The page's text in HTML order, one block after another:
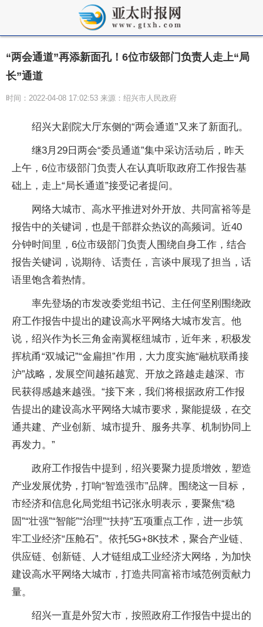
“两会通道”再添新面孔！6位市级部门负责人走上“局
长”通道
时间：2022-04-08 17:02:53 来源：绍兴市人民政府
绍兴大剧院大厅东侧的“两会通道”又来了新面孔。
继3月29日两会“委员通道”集中采访活动后，昨天
上午，6位市级部门负责人在认真听取政府工作报告基
础上，走上“局长通道”接受记者提问。
网络大城市、高水平推进对外开放、共同富裕等是
报告中的关键词，也是干部群众热议的高频词。近40
分钟时间里，6位市级部门负责人围绕自身工作，结合
报告关键词，说期待、话责任，言谈中展现了担当，话
语里饱含着热情。
率先登场的市发改委党组书记、主任何坚刚围绕政
府工作报告中提出的建设高水平网络大城市发言。他
说，绍兴作为长三角金南翼枢纽城市，近年来，积极发
挥杭甬“双城记”“金扁担”作用，大力度实施“融杭联甬接
沪”战略，发展空间越拓越宽、开放之路越走越深、市
民获得感越来越强。“接下来，我们将根据政府工作报
告提出的建设高水平网络大城市要求，聚能提级，在交
通共建、产业创新、城市提升、服务共享、机制协同上
再发力。”
政府工作报告中提到，绍兴要聚力提质增效，塑造
产业发展优势，打响“智造强市”品牌。围绕这一目标，
市经济和信息化局党组书记张永明表示，要聚焦“稳
固”“壮强”“智能”“治理”“扶持”五项重点工作，进一步筑
牢工业经济“压舱石”。依托5G+8K技术，聚合产业链、
供应链、创新链、人才链组成工业经济大网络，为加快
建设高水平网络大城市，打造共同富裕市域范例贡献力
量。
绍兴一直是外贸大市，按照政府工作报告中提出的